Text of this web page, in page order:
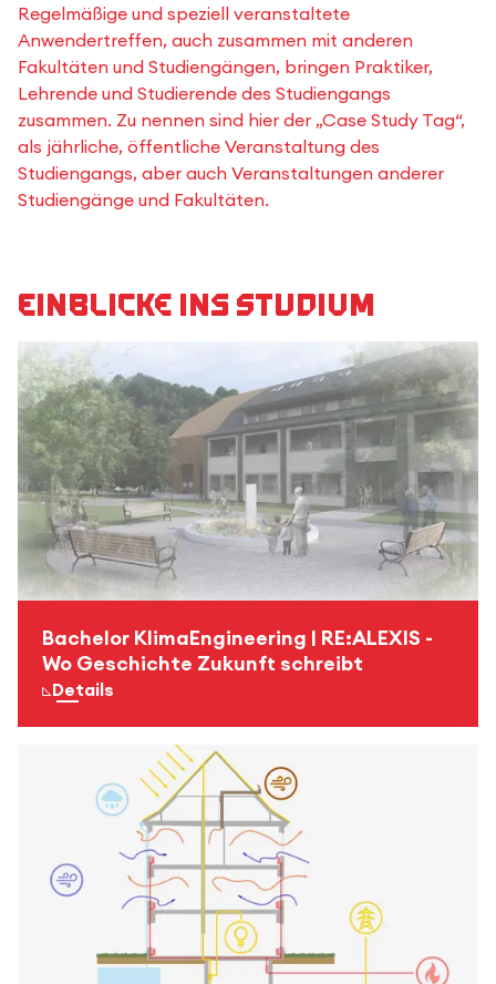
Regelmäßige und speziell veranstaltete
Anwendertreffen, auch zusammen mit anderen
Fakultäten und Studiengängen, bringen Praktiker,
Lehrende und Studierende des Studiengangs
zusammen. Zu nennen sind hier der „Case Study Tag“,
als jährliche, öffentliche Veranstaltung des
Studiengangs, aber auch Veranstaltungen anderer
Studiengänge und Fakultäten.
Einblicke ins Studium
Bachelor KlimaEngineering | RE:ALEXIS -
Wo Geschichte Zukunft schreibt
zur Seite für mehr
Details